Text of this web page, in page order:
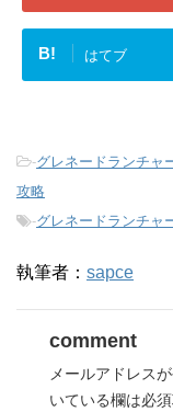
B! はてブ
-グレネードランチ
攻略
-グレネードランチ
執筆者： sapce
comment
メールアドレス
いている欄は必